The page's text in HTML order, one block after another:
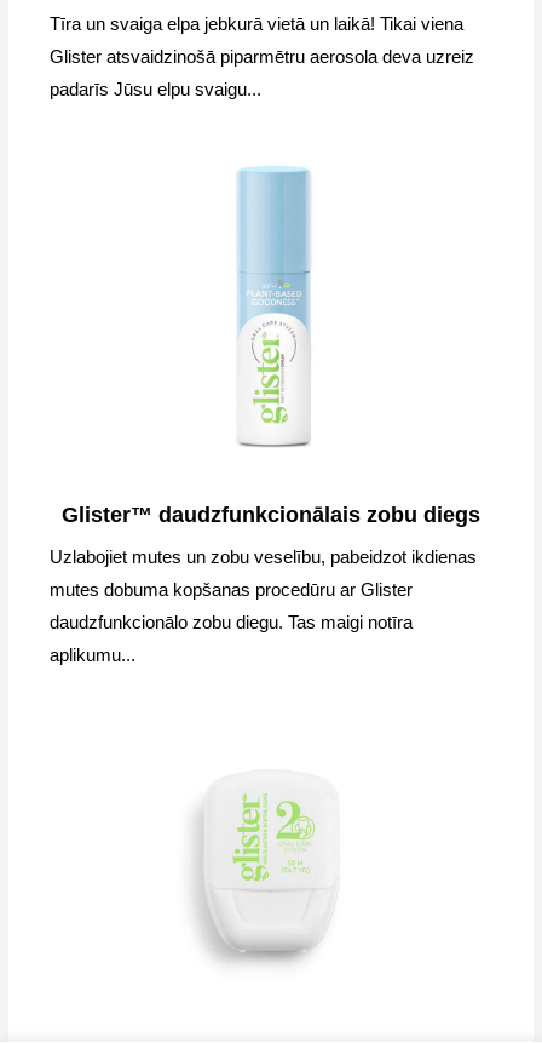
Tīra un svaiga elpa jebkurā vietā un laikā! Tikai viena
Glister atsvaidzinošā piparmētru aerosola deva uzreiz
padarīs Jūsu elpu svaigu...
Glister™ daudzfunkcionālais zobu diegs
Uzlabojiet mutes un zobu veselību, pabeidzot ikdienas
mutes dobuma kopšanas procedūru ar Glister
daudzfunkcionālo zobu diegu. Tas maigi notīra
aplikumu...